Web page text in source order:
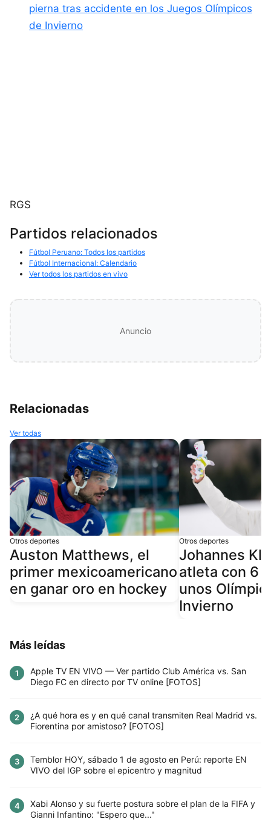
pierna tras accidente en los Juegos Olímpicos
de Invierno
RGS
Partidos relacionados
Fútbol Peruano: Todos los partidos
Fútbol Internacional: Calendario
Ver todos los partidos en vivo
Anuncio
Relacionadas
Ver todas
Otros deportes
Auston Matthews, el
primer mexicoamericano
en ganar oro en hockey
Otros deportes
Johannes
atleta con 6
unos
Invierno
Más leídas
1
Apple TV EN VIVO — Ver partido Club América vs. San
Diego FC en directo por TV online [FOTOS]
2
¿A qué hora es y en qué canal transmiten Real Madrid vs.
Fiorentina por amistoso? [FOTOS]
3
Temblor HOY, sábado 1 de agosto en Perú: reporte EN
VIVO del IGP sobre el epicentro y magnitud
4
Xabi Alonso y su fuerte postura sobre el plan de la FIFA y
Gianni Infantino: "Espero que..."